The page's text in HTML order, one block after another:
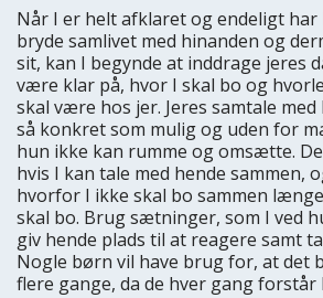
Når I er helt afklaret og endeligt
bryde samlivet med hinanden og
sit, kan I begynde at inddrage jeres
være klar på, hvor I skal bo og
skal være hos jer. Jeres samtale
så konkret som mulig og uden for
hun ikke kan rumme og omsætte.
hvis I kan tale med hende sammen,
hvorfor I ikke skal bo sammen
skal bo. Brug sætninger, som I ved
giv hende plads til at reagere samt
Nogle børn vil have brug for, at det
flere gange, da de hver gang forstår